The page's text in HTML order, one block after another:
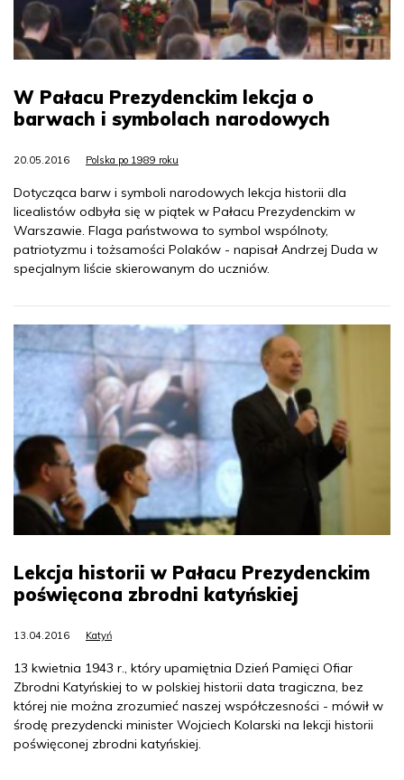
W Pałacu Prezydenckim lekcja o
barwach i symbolach narodowych
20.05.2016 Polska po 1989 roku
Dotycząca barw i symboli narodowych lekcja historii dla
licealistów odbyła się w piątek w Pałacu Prezydenckim w
Warszawie. Flaga państwowa to symbol wspólnoty,
patriotyzmu i tożsamości Polaków - napisał Andrzej Duda w
specjalnym liście skierowanym do uczniów.
Lekcja historii w Pałacu Prezydenckim
poświęcona zbrodni katyńskiej
13.04.2016 Katyń
13 kwietnia 1943 r., który upamiętnia Dzień Pamięci Ofiar
Zbrodni Katyńskiej to w polskiej historii data tragiczna, bez
której nie można zrozumieć naszej współczesności - mówił w
środę prezydencki minister Wojciech Kolarski na lekcji historii
poświęconej zbrodni katyńskiej.